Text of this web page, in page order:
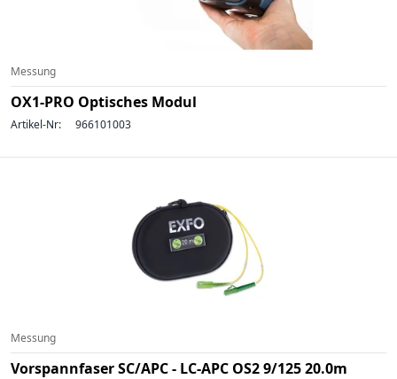
Messung
OX1-PRO Optisches Modul
Artikel-Nr: 966101003
Messung
Vorspannfaser SC/APC - LC-APC OS2 9/125 20.0m